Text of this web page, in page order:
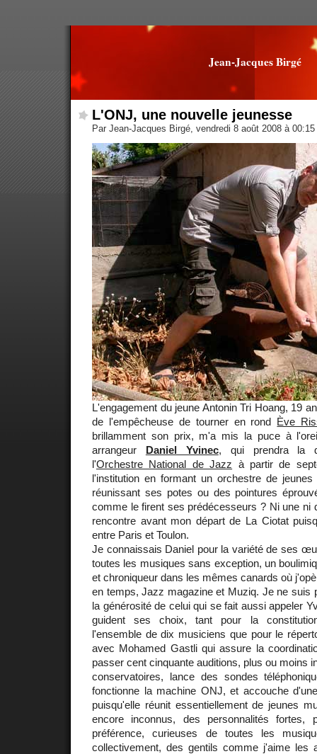
Jean-Jacques Birgé
L'ONJ, une nouvelle jeunesse
Par Jean-Jacques Birgé, vendredi 8 août 2008 à 00:15
L'engagement du jeune Antonin Tri Hoang, 19
de l'empêcheuse de tourner en rond Ève
brillamment son prix, m'a mis la puce à
arrangeur Daniel Yvinec, qui prendra la
l'Orchestre National de Jazz à partir de
l'institution en formant un orchestre de
réunissant ses potes ou des pointures
comme le firent ses prédécesseurs ? Ni une ni
rencontre avant mon départ de La Ciotat
entre Paris et Toulon.
Je connaissais Daniel pour la variété de ses
toutes les musiques sans exception, un
et chroniqueur dans les mêmes canards où
en temps, Jazz magazine et Muziq. Je ne suis
la générosité de celui qui se fait aussi appeler
guident ses choix, tant pour la
l'ensemble de dix musiciens que pour le
avec Mohamed Gastli qui assure la
passer cent cinquante auditions, plus ou moins
conservatoires, lance des sondes
fonctionne la machine ONJ, et accouche
puisqu'elle réunit essentiellement de jeunes
encore inconnus, des personnalités fortes,
préférence, curieuses de toutes les
collectivement, des gentils comme j'aime les